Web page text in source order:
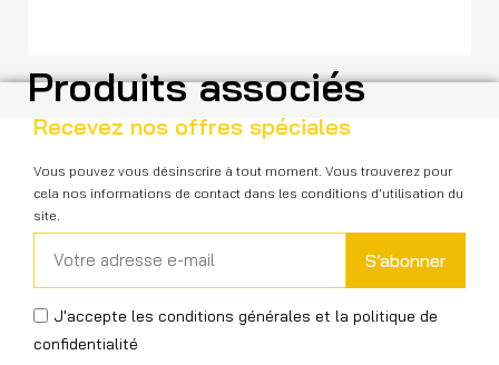
Produits associés
Recevez nos offres spéciales
Vous pouvez vous désinscrire à tout moment. Vous trouverez pour
cela nos informations de contact dans les conditions d'utilisation du
site.
S’abonner
J'accepte les conditions générales et la politique de
confidentialité